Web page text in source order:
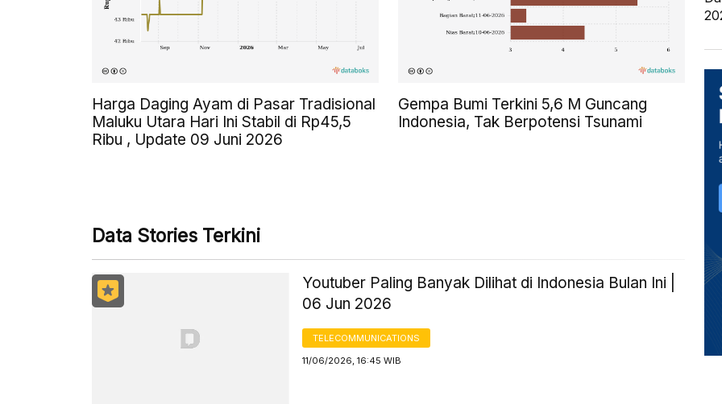
Harga Daging Ayam di Pasar Tradisional
Maluku Utara Hari Ini Stabil di Rp45,5
Ribu , Update 09 Juni 2026
Gempa Bumi Terkini 5,6 M Guncang
Indonesia, Tak Berpotensi Tsunami
Data Stories Terkini
Youtuber Paling Banyak Dilihat di Indonesia Bulan Ini |
06 Jun 2026
TELECOMMUNICATIONS
11/06/2026, 16:45 WIB